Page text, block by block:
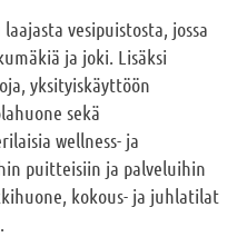
vesipuistosta, jossa
ja joki. Lisäksi
yksityiskäyttöön
sekä
wellness- ja
puitteisiin ja palveluihin
kokous- ja juhlatilat